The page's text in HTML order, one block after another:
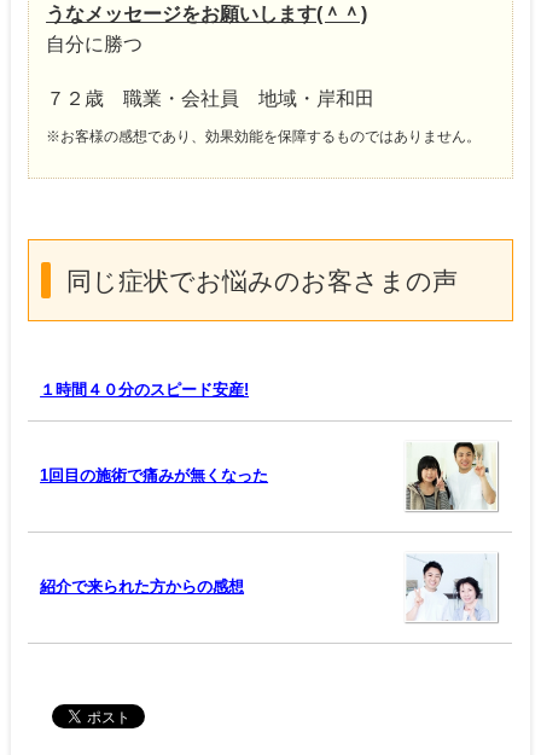
うなメッセージをお願いします(＾＾)
自分に勝つ
７２歳 職業・会社員 地域・岸和田
※お客様の感想であり、効果効能を保障するものではありません。
同じ症状でお悩みのお客さまの声
１時間４０分のスピード安産!
1回目の施術で痛みが無くなった
紹介で来られた方からの感想